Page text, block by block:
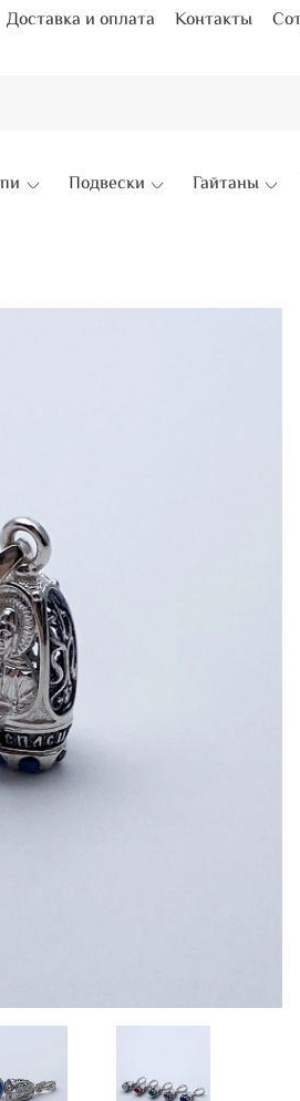
Доставка и оплата Контакты
Подвески Гайтаны